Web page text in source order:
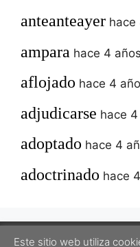
anteanteayer hace
ampara hace 4
aflojado hace 4
adjudicarse hace 4
adoptado hace 4
adoctrinado hace
Este sitio web utiliza